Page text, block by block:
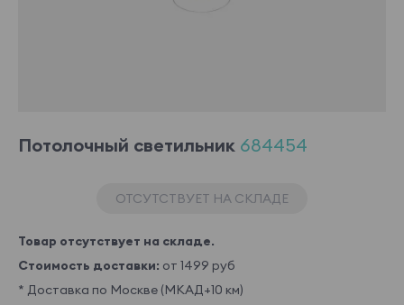
Потолочный светильник 684454
ОТСУТСТВУЕТ НА СКЛАДЕ
Товар отсутствует на складе.
Стоимость доставки: от 1499 руб
* Доставка по Москве (МКАД+10 км)